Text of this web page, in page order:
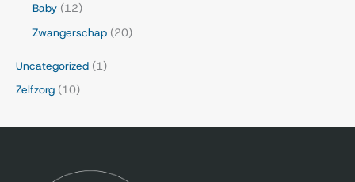
Baby(12)
Zwangerschap(20)
Uncategorized (1)
Zelfzorg (10)